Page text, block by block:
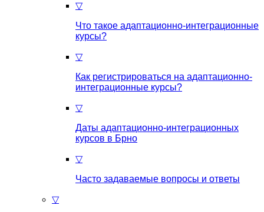
▽
Что такое aдаптационно-интеграционные
курсы?
▽
Как регистрироваться на aдаптационно-
интеграционные курсы?
▽
Даты адаптационно-интеграционных
курсов в Брно
▽
Часто задаваемые вопросы и ответы
▽